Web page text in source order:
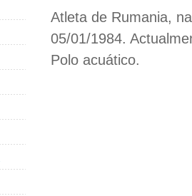
Atleta de Rumania,
05/01/1984.
Polo acuático.